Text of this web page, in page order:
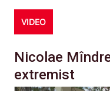
VIDEO
Nicolae
extremist